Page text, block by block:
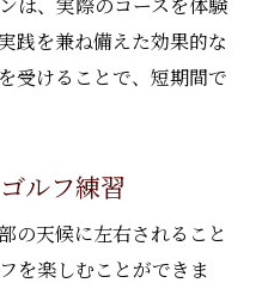
践を兼ね備えた効果的な
受けることで、短期間で
ルフ練習
の天候に左右されること
を楽しむことができま